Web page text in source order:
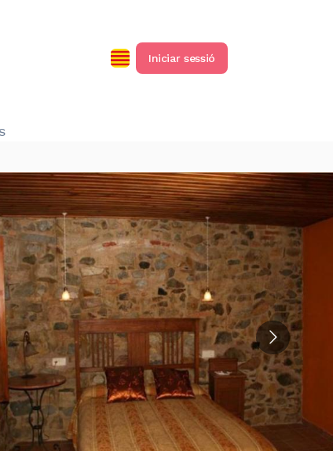
Iniciar sessió